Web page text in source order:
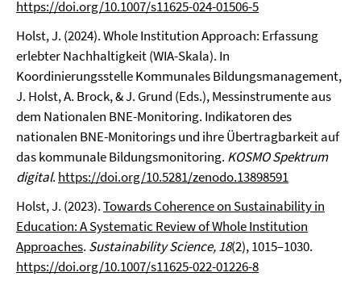
https://doi.org/10.1007/s11625-024-01506-5
Holst, J. (2024). Whole Institution Approach: Erfassung
erlebter Nachhaltigkeit (WIA-Skala). In
Koordinierungsstelle Kommunales Bildungsmanagement,
J. Holst, A. Brock, & J. Grund (Eds.), Messinstrumente aus
dem Nationalen BNE-Monitoring. Indikatoren des
nationalen BNE-Monitorings und ihre Übertragbarkeit auf
das kommunale Bildungsmonitoring. KOSMO Spektrum
digital. https://doi.org/10.5281/zenodo.13898591
Holst, J. (2023).Towards Coherence on Sustainability in
Education: A Systematic Review of Whole Institution
Approaches. Sustainability Science, 18(2), 1015–1030.
https://doi.org/10.1007/s11625-022-01226-8